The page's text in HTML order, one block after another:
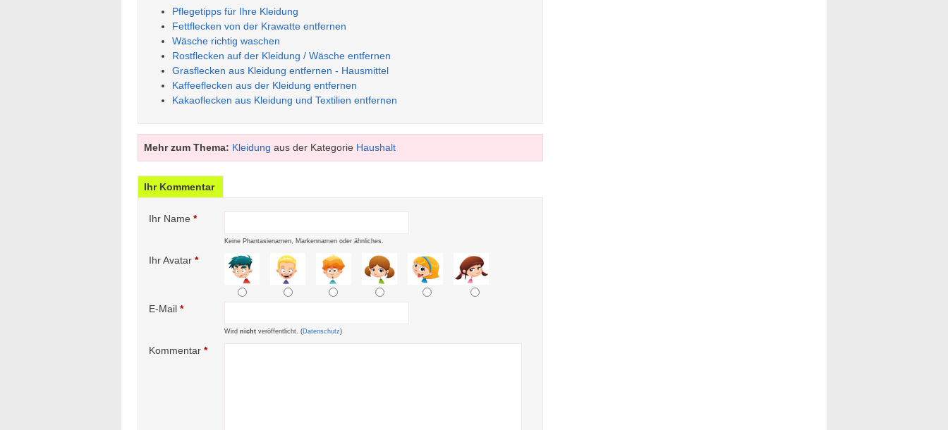
Pflegetipps für Ihre Kleidung
Fettflecken von der Krawatte entfernen
Wäsche richtig waschen
Rostflecken auf der Kleidung / Wäsche entfernen
Grasflecken aus Kleidung entfernen - Hausmittel
Kaffeeflecken aus der Kleidung entfernen
Kakaoflecken aus Kleidung und Textilien entfernen
Mehr zum Thema: Kleidung aus der Kategorie Haushalt
Ihr Kommentar
Ihr Name *
Keine Phantasienamen, Markennamen oder ähnliches.
Ihr Avatar *
E-Mail *
Wird nicht veröffentlicht. (Datenschutz)
Kommentar *